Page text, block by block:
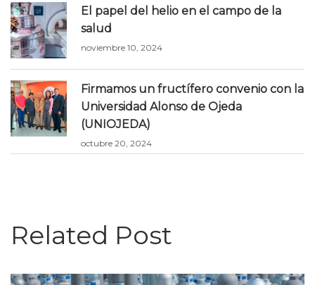
El papel del helio en el campo de la
salud
noviembre 10, 2024
Firmamos un fructífero convenio con la
Universidad Alonso de Ojeda
(UNIOJEDA)
octubre 20, 2024
Related Post